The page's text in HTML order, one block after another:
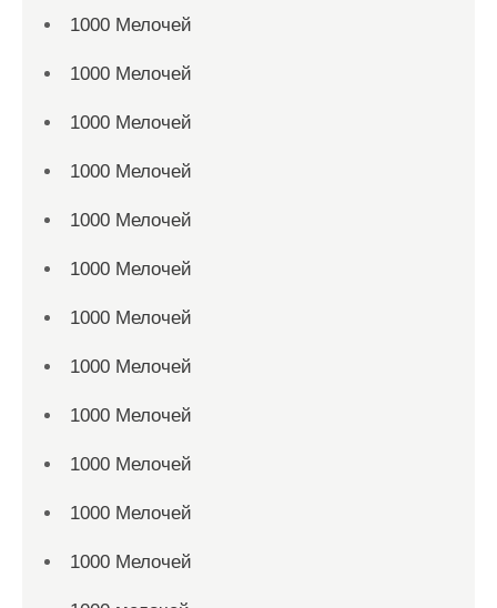
1000 Мелочей
1000 Мелочей
1000 Мелочей
1000 Мелочей
1000 Мелочей
1000 Мелочей
1000 Мелочей
1000 Мелочей
1000 Мелочей
1000 Мелочей
1000 Мелочей
1000 Мелочей